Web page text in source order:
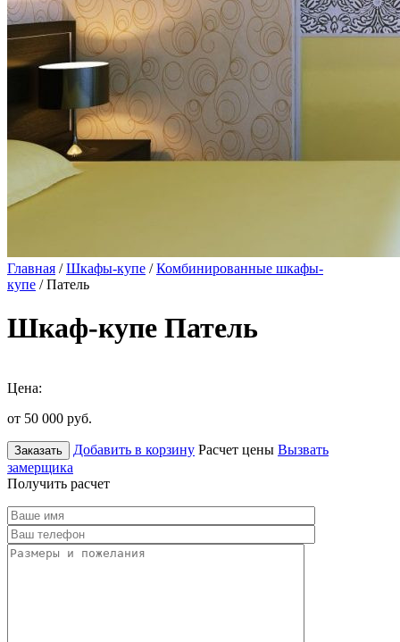
Главная /Шкафы-купе /Комбинированные шкафы-
купе / Патель
Шкаф-купе Патель
Цена:
от 50 000 руб.
Заказать Добавить в корзину Расчет цены Вызвать
замерщика
Получить расчет